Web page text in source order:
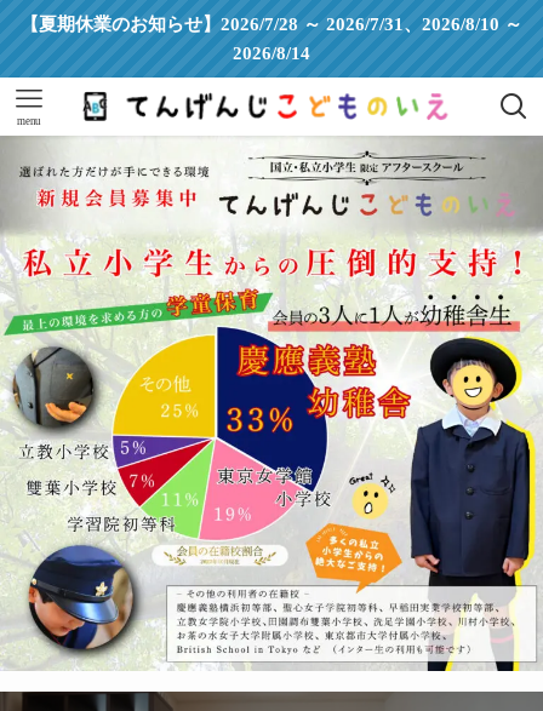
【夏期休業のお知らせ】2026/7/28 ～ 2026/7/31、2026/8/10 ～
2026/8/14
menu